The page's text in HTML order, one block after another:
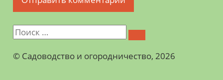
©️ Садоводство и огородничество, 2026